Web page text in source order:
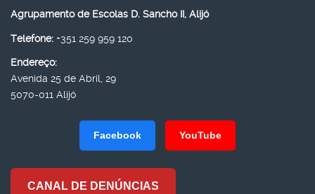
Agrupamento de Escolas D. Sancho II, Alijó
Telefone: +351 259 959 120
Endereço:
Avenida 25 de Abril, 29
5070-011 Alijó
Facebook YouTube
CANAL DE DENÚNCIAS